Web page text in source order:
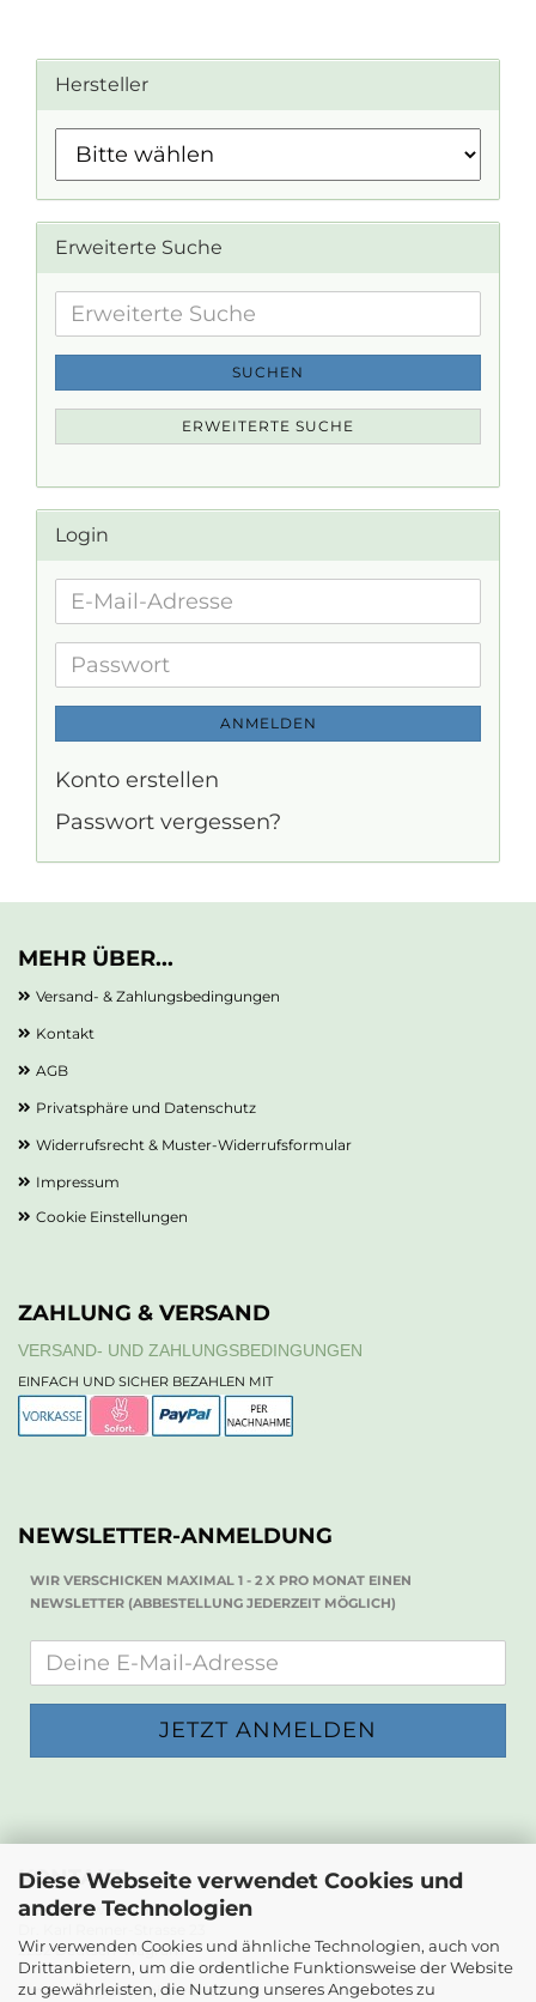
Diese Webseite verwendet Cookies und
andere Technologien
Wir verwenden Cookies und ähnliche Technologien, auch von
Drittanbietern, um die ordentliche Funktionsweise der Website
zu gewährleisten, die Nutzung unseres Angebotes zu
Hersteller
Erweiterte Suche
Erweiterte
Suche
SUCHEN
ERWEITERTE SUCHE
Login
E-
Adresse
Passwort
ANMELDEN
Konto erstellen
Passwort vergessen?
MEHR ÜBER...
Versand- & Zahlungsbedingungen
Kontakt
AGB
Privatsphäre und Datenschutz
Widerrufsrecht & Muster-Widerrufsformular
Impressum
Cookie Einstellungen
ZAHLUNG & VERSAND
VERSAND- UND ZAHLUNGSBEDINGUNGEN
EINFACH UND SICHER BEZAHLEN MIT
NEWSLETTER-ANMELDUNG
WIR VERSCHICKEN MAXIMAL 1 - 2 X PRO MONAT EINEN
NEWSLETTER (ABBESTELLUNG JEDERZEIT MÖGLICH)
KONTAKT
Die Papierwerkstatt
2232 Deutsch-Wagram
Email: info@diepapierwerkstatt.at